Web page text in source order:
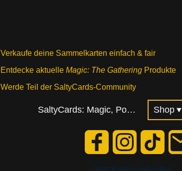
Verkaufe deine Sammelkarten einfach & fair
Entdecke aktuelle Magic: The GatheringProdukte
Werde Teil der SaltyCards-Community
SaltyCards: Magic, Pokémon, YuGiOh,… |Start Shop
Jetzt Karten verkaufen